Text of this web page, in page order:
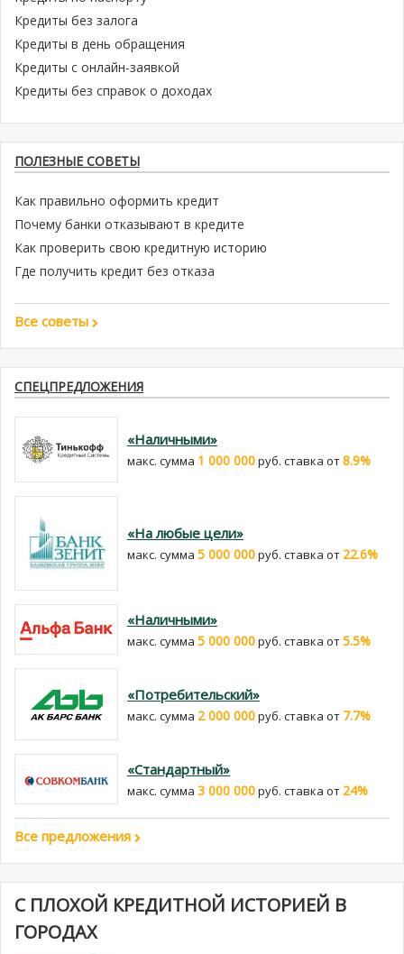
Кредиты без залога
Кредиты в день обращения
Кредиты с онлайн-заявкой
Кредиты без справок о доходах
ПОЛЕЗНЫЕ СОВЕТЫ
Как правильно оформить кредит
Почему банки отказывают в кредите
Как проверить свою кредитную историю
Где получить кредит без отказа
Все советы
СПЕЦПРЕДЛОЖЕНИЯ
«Наличными»
макс. сумма 1 000 000руб. cтавка от8.9%
«На любые цели»
макс. сумма 5 000 000руб. cтавка от 22.6%
«Наличными»
макс. сумма 5 000 000руб. cтавка от5.5%
«Потребительский»
макс. сумма 2 000 000руб. cтавка от 7.7%
«Стандартный»
макс. сумма 3 000 000руб. cтавка от 24%
Все предложения
С ПЛОХОЙ КРЕДИТНОЙ ИСТОРИЕЙ В
ГОРОДАХ